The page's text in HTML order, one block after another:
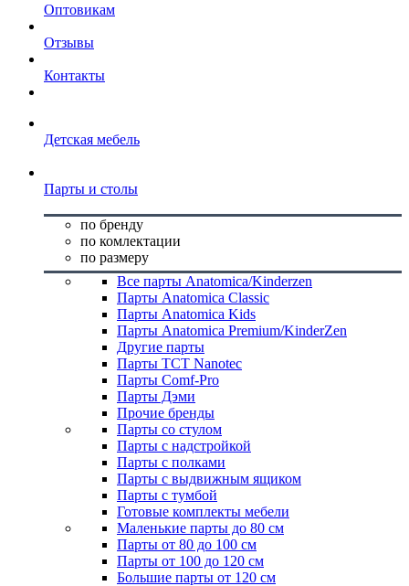
Оптовикам
Отзывы
Контакты
Детская мебель
Парты и столы
по бренду
по комлектации
по размеру
Все парты Anatomica/Kinderzen
Парты Anatomica Classic
Парты Anatomica Kids
Парты Anatomica Premium/KinderZen
Другие парты
Парты TCT Nanotec
Парты Comf-Pro
Парты Дэми
Прочие бренды
Парты со стулом
Парты с надстройкой
Парты с полками
Парты с выдвижным ящиком
Парты с тумбой
Готовые комплекты мебели
Маленькие парты до 80 см
Парты от 80 до 100 см
Парты от 100 до 120 см
Большие парты от 120 см